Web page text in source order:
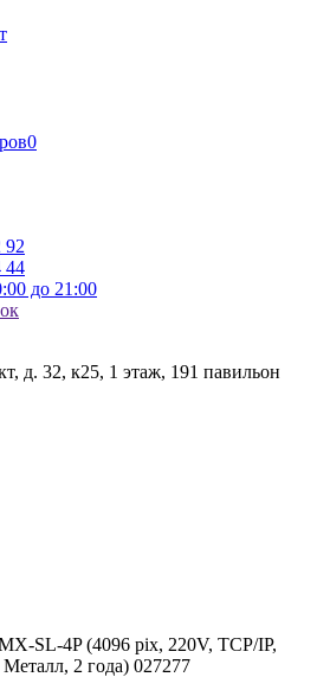
0
92
44
до 21:00
д. 32, к25, 1 этаж, 191 павильон
SL-4P (4096 pix, 220V, TCP/IP,
2 года) 027277